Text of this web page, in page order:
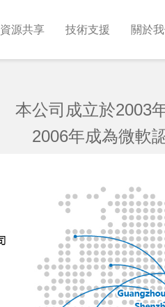
資源共享 技術支援 關於
本公司成立於2003
2006年成為微軟